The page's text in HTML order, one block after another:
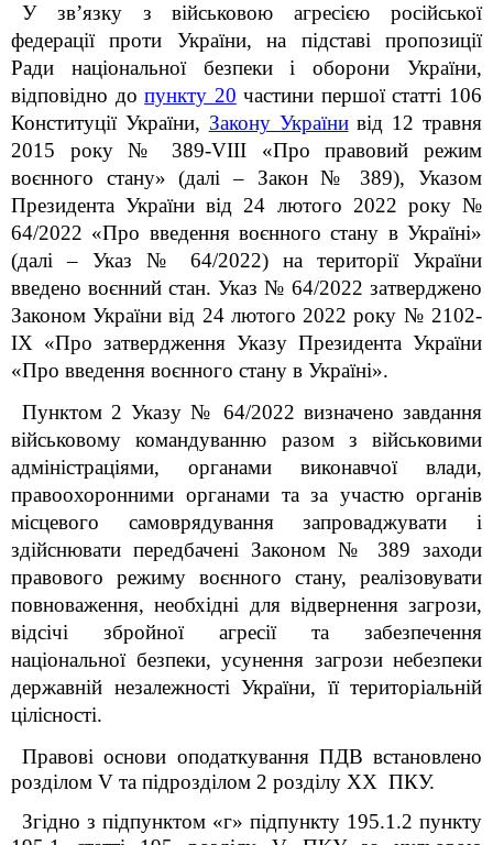
У зв’язку з військовою агресією російської
федерації проти України, на підставі пропозиції
Ради національної безпеки і оборони України,
відповідно допункту 20 частини першої статті 106
Конституції України, Закону Українивід 12 травня
2015 року № 389-VІІІ «Про правовий режим
воєнного стану» (далі – Закон № 389), Указом
Президента України від 24 лютого 2022 року №
64/2022 «Про введення воєнного стану в Україні»
(далі – Указ № 64/2022) на території України
введено воєнний стан. Указ № 64/2022 затверджено
Законом України від 24 лютого 2022 року № 2102-
IX «Про затвердження Указу Президента України
«Про введення воєнного стану в Україні».
Пунктом 2 Указу № 64/2022 визначено завдання
військовому командуванню разом з військовими
адміністраціями, органами виконавчої влади,
правоохоронними органами та за участю органів
місцевого самоврядування запроваджувати і
здійснювати передбачені Законом № 389 заходи
правового режиму воєнного стану, реалізовувати
повноваження, необхідні для відвернення загрози,
відсічі збройної агресії та забезпечення
національної безпеки, усунення загрози небезпеки
державній незалежності України, її територіальній
цілісності.
Правові основи оподаткування ПДВ встановлено
розділом V та підрозділом 2 розділу ХХ ПКУ.
Згідно з підпунктом «г» підпункту 195.1.2 пункту